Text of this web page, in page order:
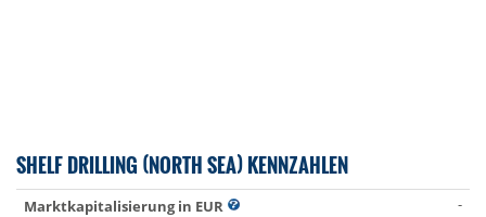
SHELF DRILLING (NORTH SEA) KENNZAHLEN
Marktkapitalisierung in EUR
-